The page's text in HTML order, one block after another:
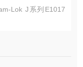
Lok J系列E1017